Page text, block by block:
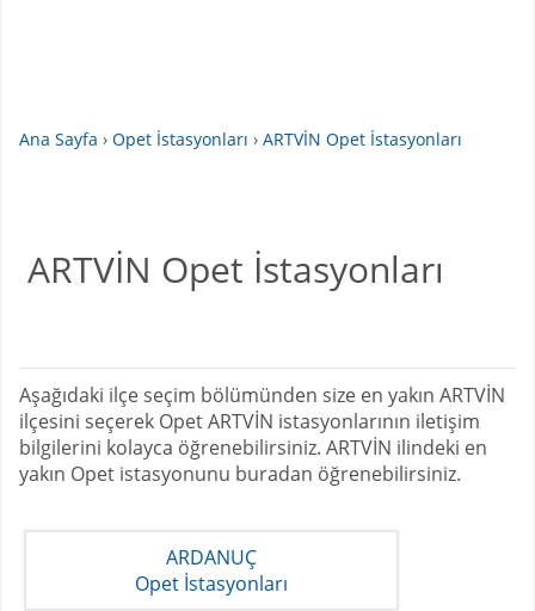
Ana Sayfa › Opet İstasyonları › ARTVİN Opet İstasyonları
ARTVİN Opet İstasyonları
Aşağıdaki ilçe seçim bölümünden size en yakın ARTVİN
ilçesini seçerek Opet ARTVİN istasyonlarının iletişim
bilgilerini kolayca öğrenebilirsiniz. ARTVİN ilindeki en
yakın Opet istasyonunu buradan öğrenebilirsiniz.
ARDANUÇ
Opet İstasyonları